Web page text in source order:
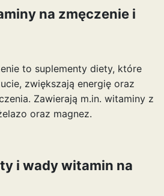
na zmęczenie i
to suplementy diety, które
zwiększają energię oraz
Zawierają m.in. witaminy z
oraz magnez.
i wady witamin na